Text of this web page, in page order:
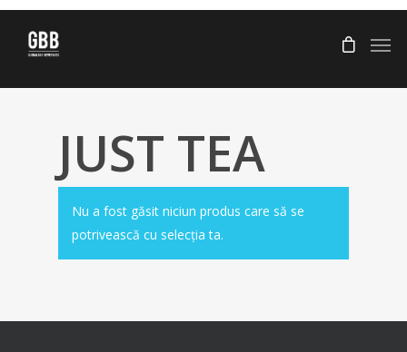
JUST TEA
Nu a fost găsit niciun produs care să se
potrivească cu selecția ta.